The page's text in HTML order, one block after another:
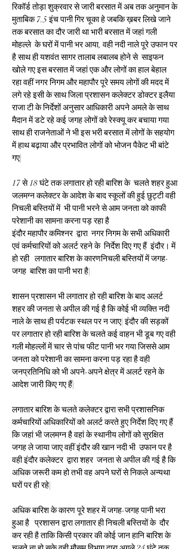
रिकॉर्ड तोड़ा शुक्रवार से जारी बरसात में अब तक अनुमान के
मुताबिक 7.5 इंच पानी गिर चूका हे जबकि ख़बर लिखे जाने
तक बरसात का दौर जारी था भारी बरसात में जहां गली
मोहल्ले  के घरों में पानी भर आया, वही नदी नाले पूरे उफान पर
है साथ ही यशवंत सागर तालाब लबालब होने से  साइफन
खोले गए इस बरसात में जहां एक और लोगों का हाल बेहाल
रहा वहीं नगर निगम और महापौर पूरे समय लोगों की मदद में
लगे रहे इसी के साथ जिला प्रशासन कलेक्टर डोक्टर इलैया
राजा टी के निर्देशों अनुसार आधिकारी अपने अमले के साथ
मैदान में डटे रहे कई जगह लोगों को रेस्क्यू कर बचाया गया
साथ ही राजनेताओं ने भी इस भरी बरसात में लोगों के सहयोग
में हाथ बढ़ाया और प्रभावित लोगों को भोजन पैकेट भी बांटे
गए|
17 से 18 घंटे तक लगातार हो रही बारिश के  चलते शहर हुआ
जलमग्न कलेक्टर के आदेश के बाद स्कूलों की हुई छुट्टी वही
निचली बस्तियों में  भी पानी भरने से आम जनता को काफी
परेशानी का सामना करना पड़ रहा है
इंदौर महापौर कमिश्नर  द्वारा  नगर निगम के सभी अधिकारी
एवं कर्मचारियों को अलर्ट रहने के  निर्देश दिए गए हैं  इंदौर। में
हो रही   लगातार बारिश के कारणनिचली बस्तियों में जगह-
जगह  बारिश का पानी भरा है|
शासन प्रशासन भी लगातार हो रही बारिश के बाद अलर्ट
शहर की जनता से अपील की गई है कि कोई भी व्यक्ति नदी
नाले के साथ ही पर्यटक स्थल पर न जाए| इंदौर की सड़कों
पर लगातार हो रही बारिश के चलते कई वाहन भी डूब गए वही
गली मोहल्लों में चार से पांच फीट पानी भर गया जिससे आम
जनता को परेशानी का सामना करना पड़ रहा है वही
जनप्रतिनिधि को भी अपने-अपने क्षेत्र में अलर्ट रहने के
आदेश जारी किए गए हैं|
लगातार बारिश के चलते कलेक्टर द्वारा सभी प्रशासनिक
कर्मचारियों अधिकारियों को अलर्ट करते हुए निर्देश दिए गए हैं
कि जहां भी जलमग्न है वहां के स्थानीय लोगों को सुरक्षित
जगह ले जाया जाए वहीं इंदौर की खान नदी भी  उफान पर है
वही इंदौर कलेक्टर  द्वारा शहर  जनता से अपील की गई है कि
अधिक जरूरी कम हो तभी वह अपने घरों से निकले अन्यथा
घरों पर ही रहे|
अधिक बारिश के कारण पूरे शहर में जगह-जगह पानी भरा
हुआ है   प्रशासन द्वारा लगातार ही निचली बस्तियों के  दौर
कर रही है ताकि किसी प्रकार की कोई जान हानि बारिश के